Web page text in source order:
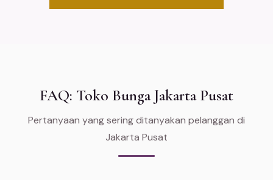
FAQ: Toko Bunga Jakarta Pusat
Pertanyaan yang sering ditanyakan pelanggan di
Jakarta Pusat